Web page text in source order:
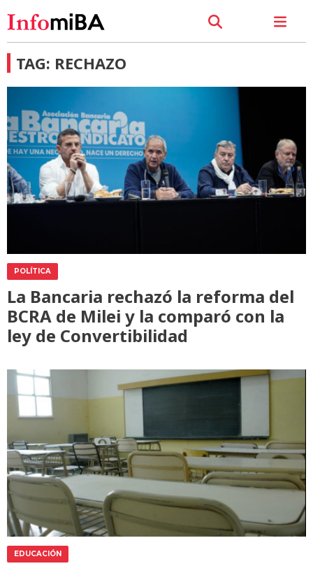
TAG: RECHAZO
POLÍTICA
La Bancaria rechazó la reforma del
BCRA de Milei y la comparó con la
ley de Convertibilidad
EDUCACIÓN